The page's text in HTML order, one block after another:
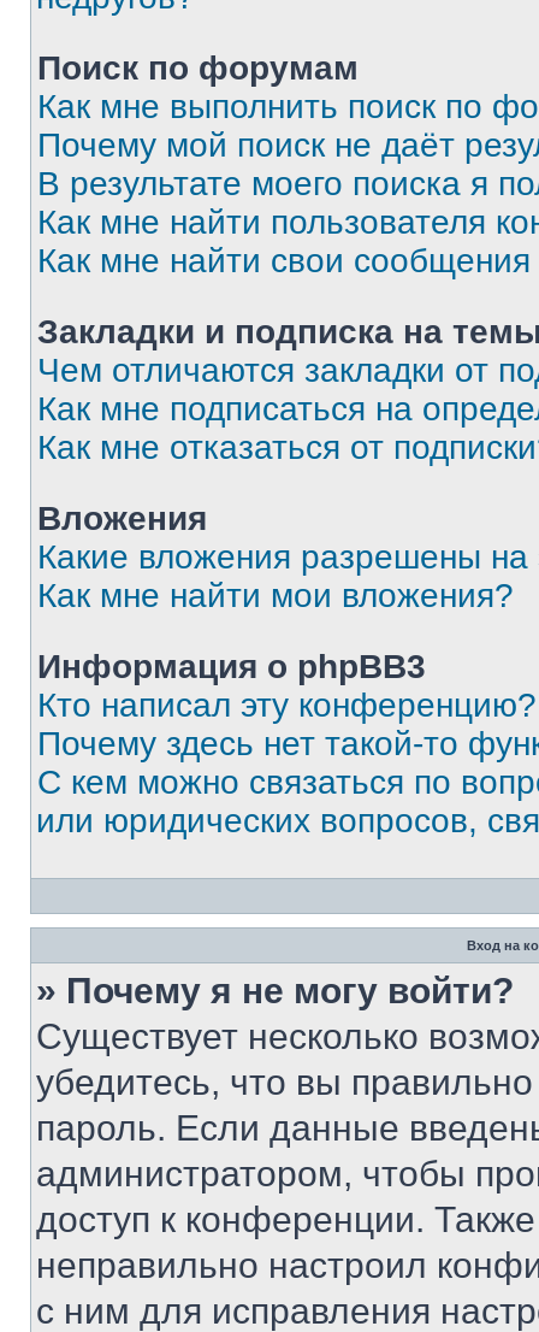
Поиск по форумам
Как мне выполнить поиск по
Почему мой поиск не даёт
В результате моего поиска я
Как мне найти пользователя
Как мне найти свои
Закладки и подписка на
Чем отличаются закладки от
Как мне подписаться на
Как мне отказаться от
Вложения
Какие вложения разрешены
Как мне найти мои вложения?
Информация о phpBB3
Кто написал эту конференцию?
Почему здесь нет такой-то
С кем можно связаться по
или юридических вопросов,
Вход на
» Почему я не могу войти?
Существует несколько
убедитесь, что вы
пароль. Если данные
администратором, чтобы
доступ к конференции.
неправильно настроил
с ним для исправления